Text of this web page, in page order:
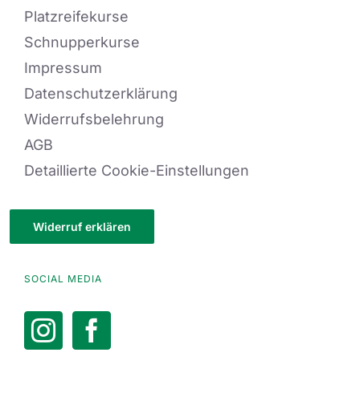
Platzreifekurse
Schnupperkurse
Impressum
Datenschutzerklärung
Widerrufsbelehrung
AGB
Detaillierte Cookie-Einstellungen
Widerruf erklären
SOCIAL MEDIA